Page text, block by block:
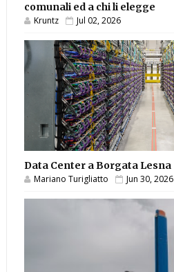
comunali ed a chi li elegge
Kruntz Jul 02, 2026
Data Center a Borgata Lesna
Mariano Turigliatto Jun 30, 2026